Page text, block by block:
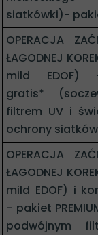
siatkówki)-
OPERACJA
ŁAGODNEJ
mild EDOF)
gratis*
filtrem UV i
ochrony
OPERACJA
ŁAGODNEJ
mild EDOF) i
- pakiet
podwójnym